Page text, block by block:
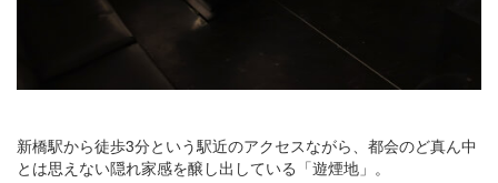
新橋駅から徒歩3分という駅近のアクセスながら、都会のど真ん中
とは思えない隠れ家感を醸し出している「遊煙地」。